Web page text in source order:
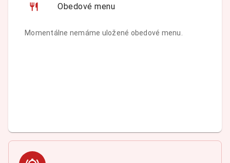
Obedové menu
Momentálne nemáme uložené obedové menu.